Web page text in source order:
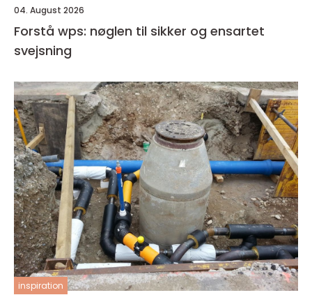
04. August 2026
Forstå wps: nøglen til sikker og ensartet
svejsning
inspiration